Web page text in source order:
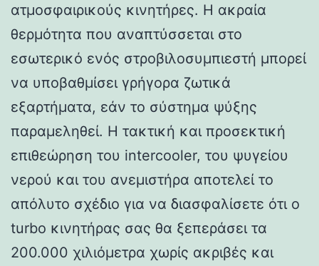
ατμοσφαιρικούς κινητήρες. Η ακραία
θερμότητα που αναπτύσσεται στο
εσωτερικό ενός στροβιλοσυμπιεστή μπορεί
να υποβαθμίσει γρήγορα ζωτικά
εξαρτήματα, εάν το σύστημα ψύξης
παραμεληθεί. Η τακτική και προσεκτική
επιθεώρηση του intercooler, του ψυγείου
νερού και του ανεμιστήρα αποτελεί το
απόλυτο σχέδιο για να διασφαλίσετε ότι ο
turbo κινητήρας σας θα ξεπεράσει τα
200.000 χιλιόμετρα χωρίς ακριβές και